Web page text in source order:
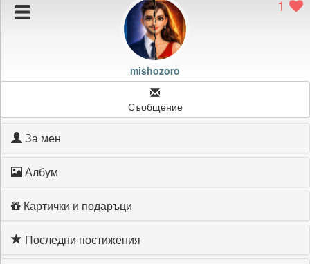
Подаръците на mishozoro
Картичките на mishozoro
1
mishozoro
Съобщение
За мен
Албум
Картички и подаръци
Последни постижения